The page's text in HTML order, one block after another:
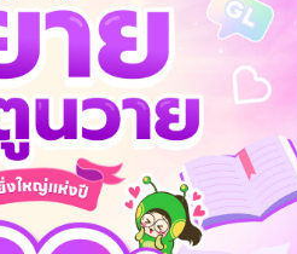
ราคาปก
ต่างชาติในประเทศไทย" เล่มนี้ ถูกเขี
าคุณจะเป็นเชฟผู้ชำนาญการ ผู้ประก
ยเป็นรายได้ นี่คือคู่มือที่จะนำพาคุณไ
ร การให้บริการจัดเลี้ยง ไปจนถึงกา